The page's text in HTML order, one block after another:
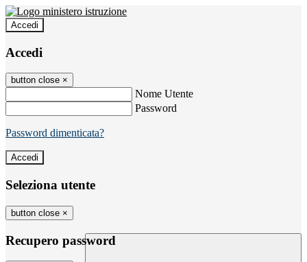
Accedi
Accedi
button close ×
Nome Utente
Password
Password dimenticata?
Seleziona utente
button close ×
Recupero password